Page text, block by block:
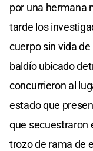
por una hermana
tarde los
cuerpo sin vida
baldío ubicado
concurrieron al
estado que
que secuestraron
trozo de rama de